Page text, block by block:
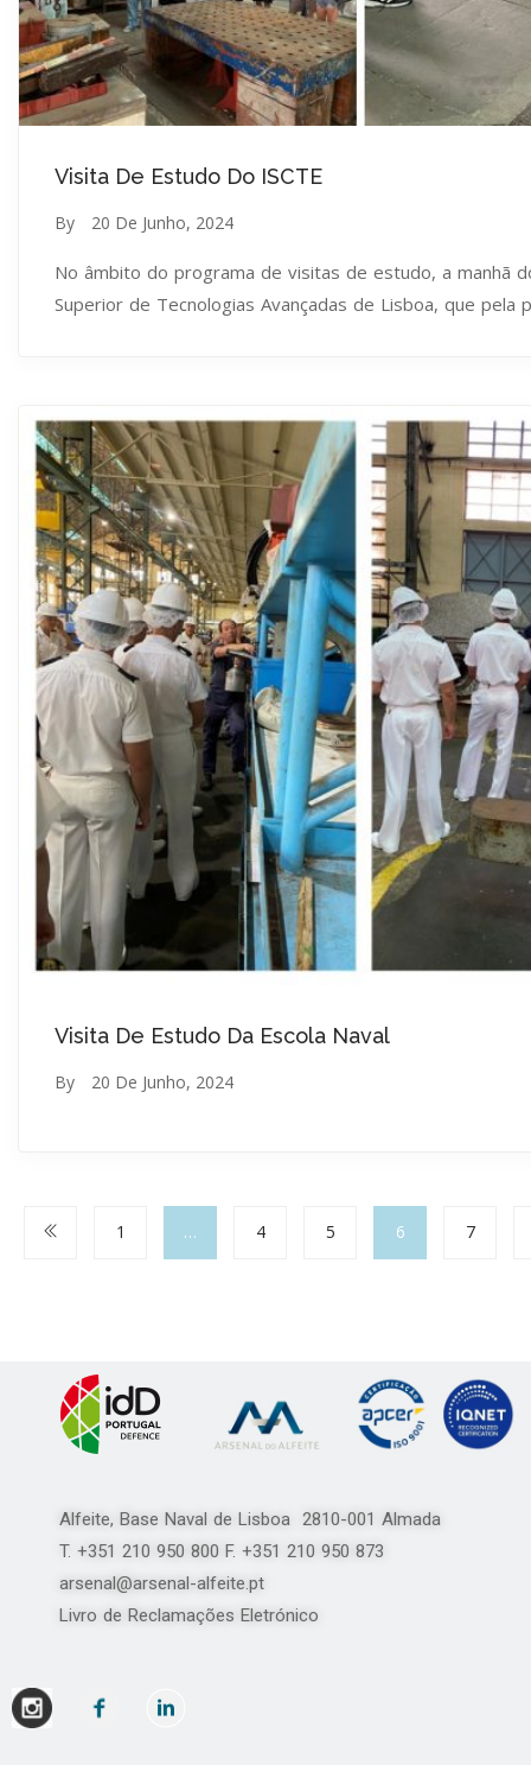
Visita De Estudo Do ISCTE
By 20 De Junho, 2024
No âmbito do programa de visitas de estudo, a manhã
Superior de Tecnologias Avançadas de Lisboa, que pela
Visita De Estudo Da Escola Naval
By 20 De Junho, 2024
1 … 4 5 6 7
Alfeite, Base Naval de Lisboa 2810-001 Almada
T. +351 210 950 800 F. +351 210 950 873
arsenal@arsenal-alfeite.pt
Livro de Reclamações Eletrónico